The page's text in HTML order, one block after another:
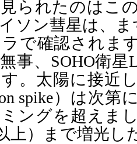
られたのはこ
ソン彗星は、ま
で確認されま
事、SOHO衛星
。太陽に接近
spike）は次第
ングを超えま
上）まで増光し